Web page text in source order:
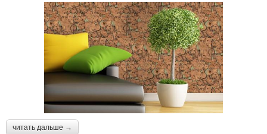
читать дальше →